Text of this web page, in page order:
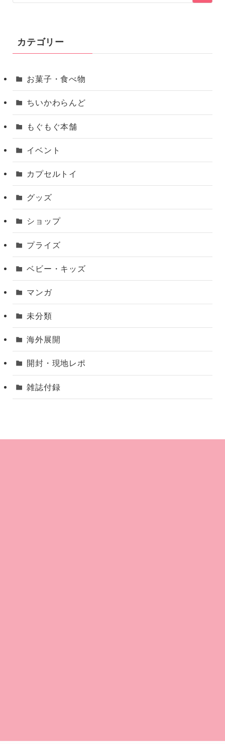
カテゴリー
お菓子・食べ物
ちいかわらんど
もぐもぐ本舗
イベント
カプセルトイ
グッズ
ショップ
プライズ
ベビー・キッズ
マンガ
未分類
海外展開
開封・現地レポ
雑誌付録